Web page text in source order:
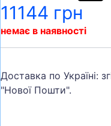
11144 грн
немає в наявності
Доставка по Україні:
"Нової Пошти".